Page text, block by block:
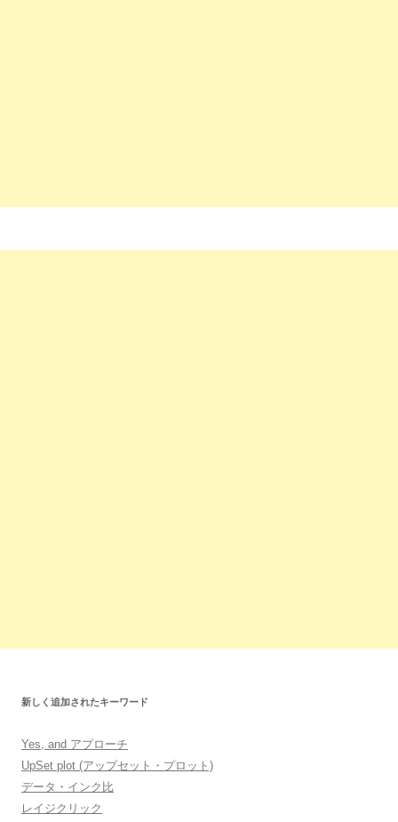
新しく追加されたキーワード
Yes, and アプローチ
UpSet plot (アップセット・プロット)
データ・インク比
レイジクリック